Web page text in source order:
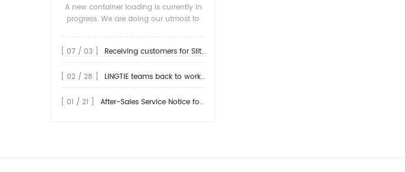
A new container loading is currently in
progress. We are doing our utmost to
earliest possible time.
[ 07 / 03 ] Receiving customers for Slitting machine with differential Slip Shaft
[ 02 / 28 ] LINGTIE teams back to work at Feb.25th.
[ 01 / 21 ] After-Sales Service Notice for Turkey Region